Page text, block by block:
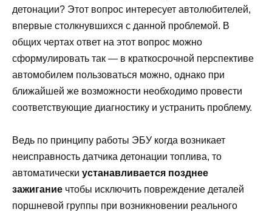
детонации? Этот вопрос интересует автолюбителей,
впервые столкнувшихся с данной проблемой. В
общих чертах ответ на этот вопрос можно
сформулировать так — в краткосрочной перспективе
автомобилем пользоваться можно, однако при
ближайшей же возможности необходимо провести
соответствующие диагностику и устранить проблему.
Ведь по принципу работы ЭБУ когда возникает
неисправность датчика детонации топлива, то
автоматически устанавливается позднее
зажигание чтобы исключить повреждение деталей
поршневой группы при возникновении реального